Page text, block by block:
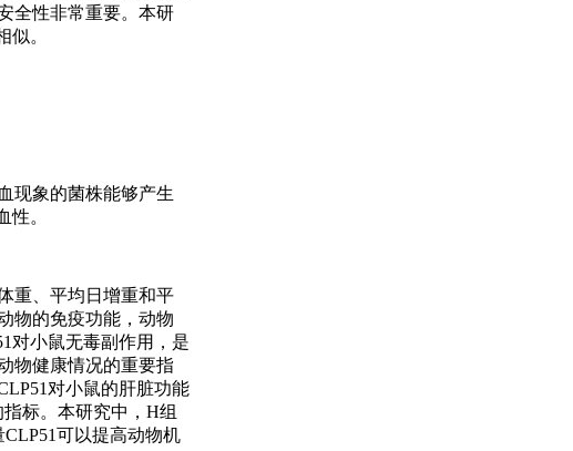
全性非常重要。本研
。
现象的菌株能够产生
。
重、平均日增重和平
物的免疫功能，动物
对小鼠无毒副作用，是
物健康情况的重要指
对小鼠的肝脏功能
标。本研究中，H组
可以提高动物机